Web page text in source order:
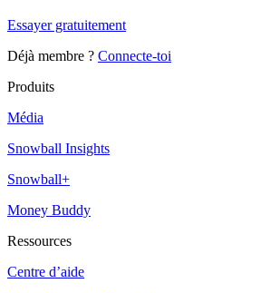
Essayer gratuitement
Déjà membre ? Connecte-toi
Produits
Média
Snowball Insights
Snowball+
Money Buddy
Ressources
Centre d’aide